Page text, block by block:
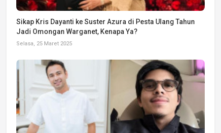
Sikap Kris Dayanti ke Suster Azura di Pesta Ulang Tahun
Jadi Omongan Warganet, Kenapa Ya?
Selasa, 25 Maret 2025